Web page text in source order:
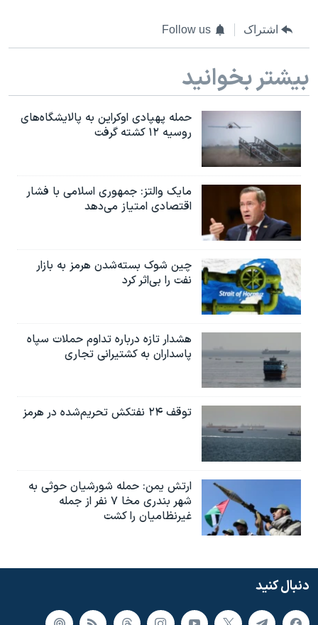
اشتراک Follow us
بیشتر بخوانید
حمله پهپادی اوکراین به پالایشگاه‌های
روسیه ۱۲ کشته گرفت
مایک والتز: جمهوری اسلامی با فشار
اقتصادی امتیاز می‌دهد
چین شوک بسته‌شدن هرمز به بازار
نفت را بی‌اثر کرد
هشدار تازه درباره تداوم حملات سپاه
پاسداران به کشتیرانی تجاری
توقف ۲۴ نفتکش تحریم‌شده در هرمز
ارتش یمن: حمله شورشیان حوثی به
شهر بندری مخا ۷ نفر از جمله
غیرنظامیان را کشت
دنبال کنید